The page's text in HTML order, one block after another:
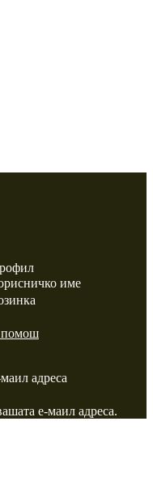
име
помош
адреса
е-маил адреса.